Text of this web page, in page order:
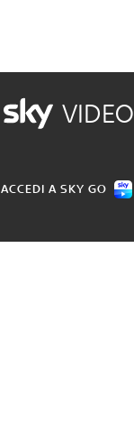
VIDEO
ACCEDI A SKY GO